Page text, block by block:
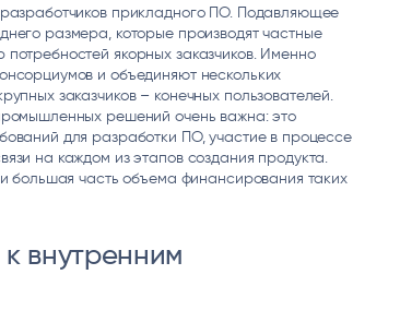
прикладного ПО. Подавляющее
размера, которые производят частные
якорных заказчиков. Именно
и объединяют нескольких
заказчиков – конечных пользователей.
решений очень важна: это
для разработки ПО, участие в процессе
на каждом из этапов создания продукта.
большая часть объема финансирования таких
внутренним